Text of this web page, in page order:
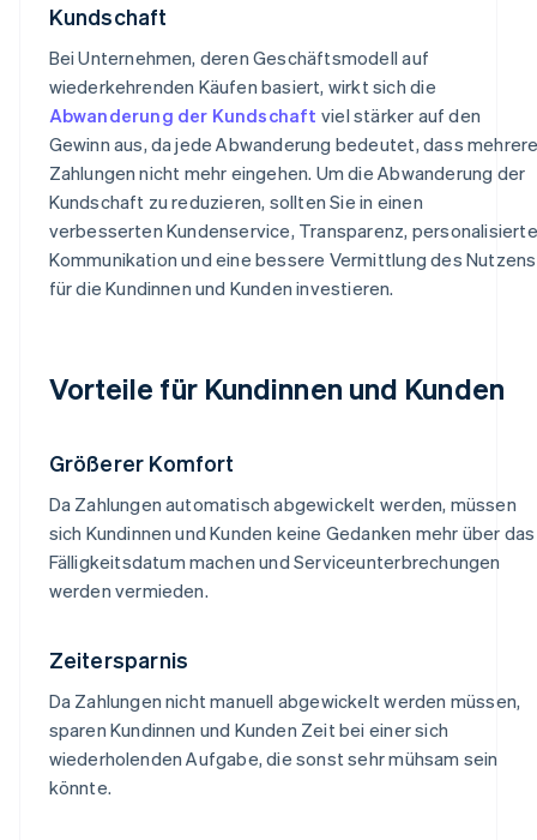
Kundschaft
Bei Unternehmen, deren Geschäftsmodell auf
wiederkehrenden Käufen basiert, wirkt sich die
Abwanderung der Kundschaft viel stärker auf den
Gewinn aus, da jede Abwanderung bedeutet, dass
Zahlungen nicht mehr eingehen. Um die Abwanderung der
Kundschaft zu reduzieren, sollten Sie in einen
verbesserten Kundenservice, Transparenz, personalisierte
Kommunikation und eine bessere Vermittlung des Nutzens
für die Kundinnen und Kunden investieren.
Vorteile für Kundinnen und Kunden
Größerer Komfort
Da Zahlungen automatisch abgewickelt werden, müssen
sich Kundinnen und Kunden keine Gedanken mehr über das
Fälligkeitsdatum machen und Serviceunterbrechungen
werden vermieden.
Zeitersparnis
Da Zahlungen nicht manuell abgewickelt werden müssen,
sparen Kundinnen und Kunden Zeit bei einer sich
wiederholenden Aufgabe, die sonst sehr mühsam sein
könnte.